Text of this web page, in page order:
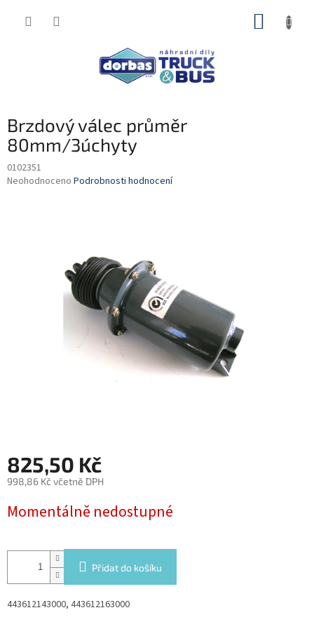
Brzdový válec průměr
80mm/3úchyty
0102351
Průměrné
Neohodnoceno Podrobnosti hodnocení
825,50 Kč
998,86 Kč včetně DPH
cena:
Momentálně nedostupné
Přidat do košíku
443612143000, 443612163000